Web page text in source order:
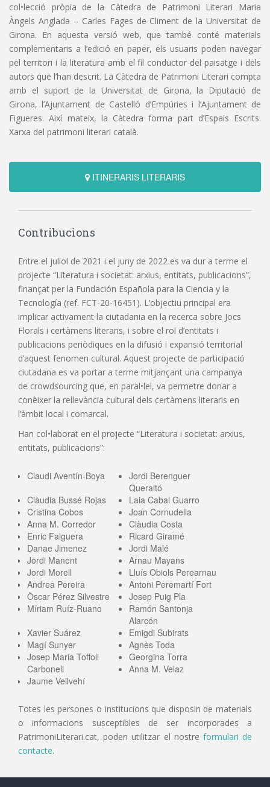
col•lecció pròpia de la Càtedra de Patrimoni Literari Maria
Àngels Anglada – Carles Fages de Climent de la Universitat de
Girona. En aquesta versió web, que també conté materials
complementaris a l’edició en paper, els usuaris poden navegar
pel territori i la literatura amb el fil conductor del paisatge i dels
autors que l’han descrit. La Càtedra de Patrimoni Literari compta
amb el suport de la Universitat de Girona, la Diputació de
Girona, l’Ajuntament de Castelló d’Empúries i l’Ajuntament de
Figueres. Així mateix, la Càtedra forma part d’Espais Escrits.
Xarxa del patrimoni literari català.
ITINERARIS LITERARIS
Contribucions
Entre el juliol de 2021 i el juny de 2022 es va dur a terme el
projecte “Literatura i societat: arxius, entitats, publicacions”,
finançat per la Fundación Española para la Ciencia y la
Tecnología (ref. FCT-20-16451). L’objectiu principal era
implicar activament la ciutadania en la recerca sobre Jocs
Florals i certàmens literaris, i sobre el rol d’entitats i
publicacions periòdiques en la difusió i expansió territorial
d’aquest fenomen cultural. Aquest projecte de participació
ciutadana es va portar a terme mitjançant una campanya
de crowdsourcing que, en paral•lel, va permetre donar a
conèixer la rellevància cultural dels certàmens literaris en
l’àmbit local i comarcal.
Han col•laborat en el projecte “Literatura i societat: arxius,
entitats, publicacions”:
Claudi Aventín-Boya
Jordi Berenguer
Queraltó
Clàudia Bussé Rojas
Laia Cabal Guarro
Cristina Cobos
Joan Cornudella
Anna M. Corredor
Clàudia Costa
Enric Falguera
Ricard Giramé
Danae Jimenez
Jordi Malé
Jordi Manent
Arnau Mayans
Jordi Morell
Lluís Obiols Perearnau
Andrea Pereira
Antoni Peremartí Fort
Òscar Pérez Silvestre
Josep Puig Pla
Míriam Ruíz-Ruano
Ramón Santonja
Alarcón
Xavier Suárez
Emigdi Subirats
Magí Sunyer
Agnès Toda
Josep Maria Toffoli
Carbonell
Georgina Torra
Anna M. Velaz
Jaume Vellvehí
Totes les persones o institucions que disposin de materials
o informacions susceptibles de ser incorporades a
PatrimoniLiterari.cat, poden utilitzar el nostre formulari de
contacte.